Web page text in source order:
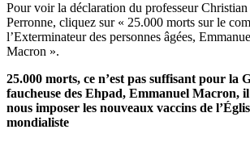
Pour voir la déclaration du professeur Christian
Perronne, cliquez sur « 25.000 morts sur le
l’Exterminateur des personnes âgées,
Macron ».
25.000 morts, ce n’est pas suffisant pour la
faucheuse des Ehpad, Emmanuel Macron,
nous imposer les nouveaux vaccins de
mondialiste